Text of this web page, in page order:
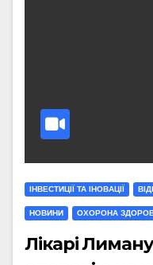
ІНВЕСТИЦІЇ ТА ІНОВАЦІЇ
НОВИНИ ОХОРОНА
Лікарі